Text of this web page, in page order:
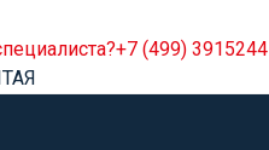
+7 (499) 3915244